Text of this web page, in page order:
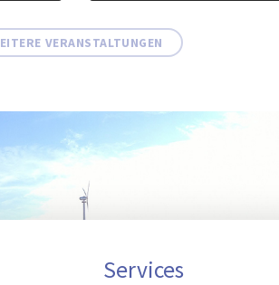
VERANSTALTUNGEN
Services